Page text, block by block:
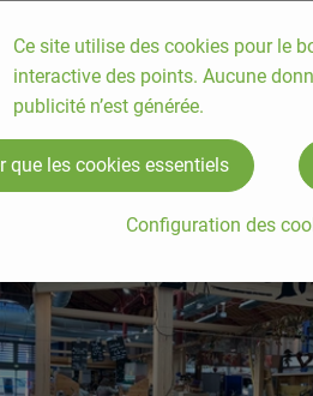
Ou trouver nos
Ce site utilise des cookies pour le
interactive des points. Aucune
publicité n’est générée.
Configuration des
que les cookies essentiels